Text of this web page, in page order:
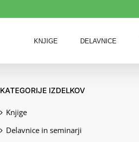
KNJIGE DELAVNICE
KATEGORIJE IZDELKOV
Knjige
Delavnice in seminarji